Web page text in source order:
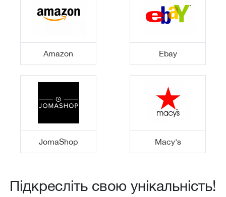
Amazon Ebay
JomaShop Macy's
Підкресліть свою унікальність!